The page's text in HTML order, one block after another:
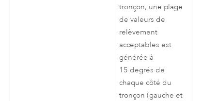
tronçon, une plage
de valeurs de
relèvement
acceptables est
générée à
15 degrés de
chaque côté du
tronçon (gauche et